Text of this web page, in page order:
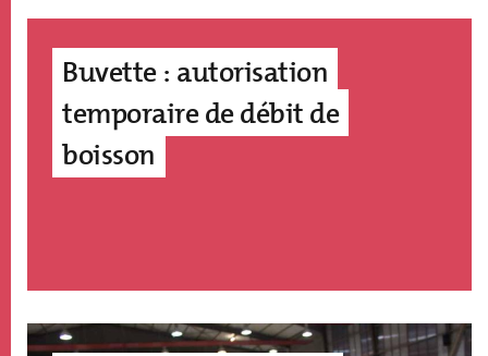
Buvette : autorisation
temporaire de débit de
boisson
Image